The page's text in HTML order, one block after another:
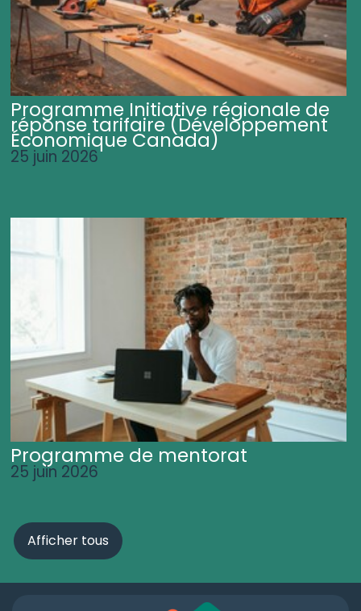
Programme Initiative régionale de
réponse tarifaire (Développement
Économique Canada)
25 juin 2026
Programme de mentorat
25 juin 2026
Afficher tous